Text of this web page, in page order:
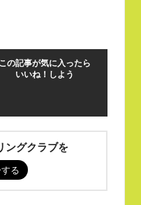
この記事が気に入ったら
いいね！しよう
グクラブを